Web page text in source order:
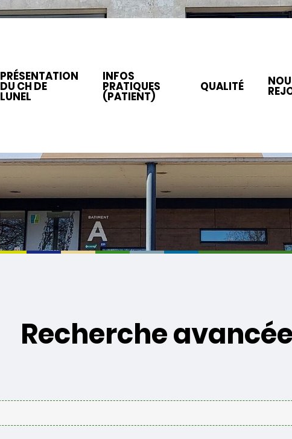
PRÉSENTATION
DU CH DE
LUNEL
INFOS
PRATIQUES
(PATIENT)
QUALITÉ
Recherche avancée